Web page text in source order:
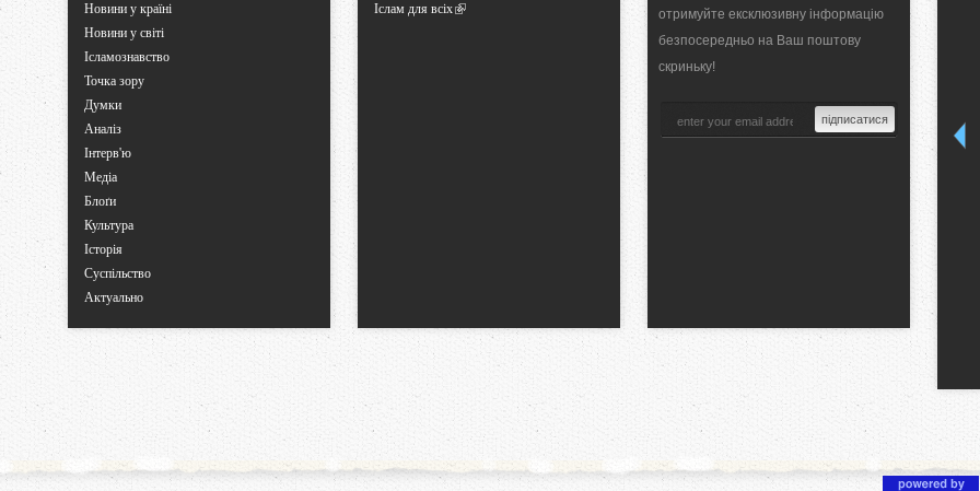
Новини у країні
Новини у світі
Ісламознавство
Точка зору
Думки
Аналіз
Інтерв'ю
Медіа
Блоґи
Культура
Історія
Суспільство
Актуально
Іслам для всіх
отримуйте ексклюзивну інформацію
безпосередньо на Ваш поштову
скриньку!